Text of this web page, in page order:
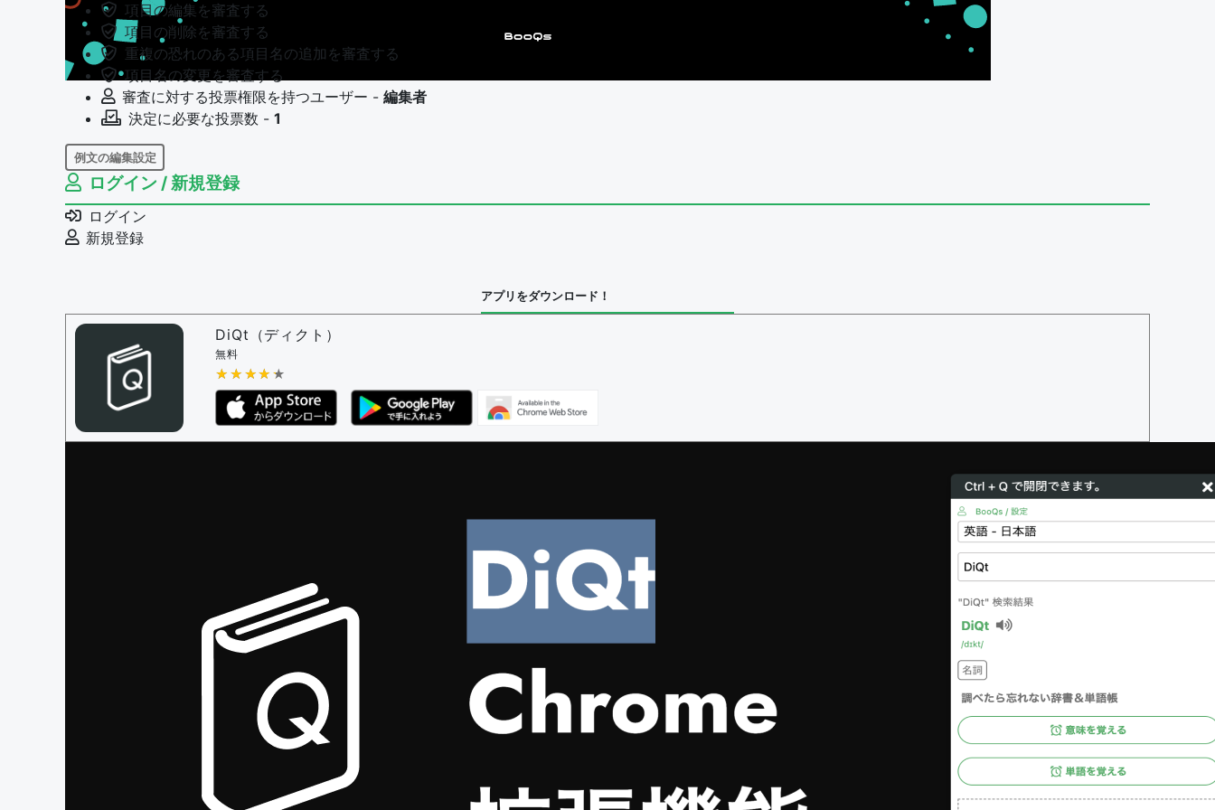
項目の編集を審査する
項目の削除を審査する
重複の恐れのある項目名の追加を審査する
項目名の変更を審査する
審査に対する投票権限を持つユーザー - 編集者
決定に必要な投票数 - 1
例文の編集設定
例文の編集権限を持つユーザー -
例文の編集を審査する
例文の削除を審査する
審査に対する投票権限を持つユーザー -
問題の編集権限を持つユーザー -
審査に対する投票権限を持つユーザー -
決定に必要な投票数 -1
編集ガイドライン
ログイン / 新規登録
ログイン
新規登録
アプリをダウンロード！
DiQt（ディクト）
無料
★★★★★
★★★★★